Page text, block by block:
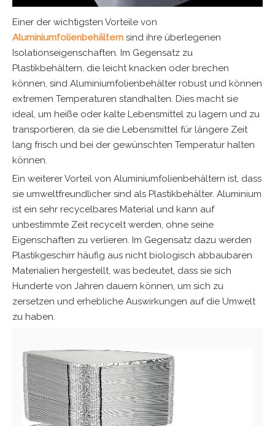
Einer der wichtigsten Vorteile von
Aluminiumfolienbehältern sind ihre überlegenen
Isolationseigenschaften. Im Gegensatz zu
Plastikbehältern, die leicht knacken oder brechen
können, sind Aluminiumfolienbehälter robust und können
extremen Temperaturen standhalten. Dies macht sie
ideal, um heiße oder kalte Lebensmittel zu lagern und zu
transportieren, da sie die Lebensmittel für längere Zeit
lang frisch und bei der gewünschten Temperatur halten
können.
Ein weiterer Vorteil von Aluminiumfolienbehältern ist, dass
sie umweltfreundlicher sind als Plastikbehälter. Aluminium
ist ein sehr recycelbares Material und kann auf
unbestimmte Zeit recycelt werden, ohne seine
Eigenschaften zu verlieren. Im Gegensatz dazu werden
Plastikgeschirr häufig aus nicht biologisch abbaubaren
Materialien hergestellt, was bedeutet, dass sie sich
Hunderte von Jahren dauern können, um sich zu
zersetzen und erhebliche Auswirkungen auf die Umwelt
zu haben.